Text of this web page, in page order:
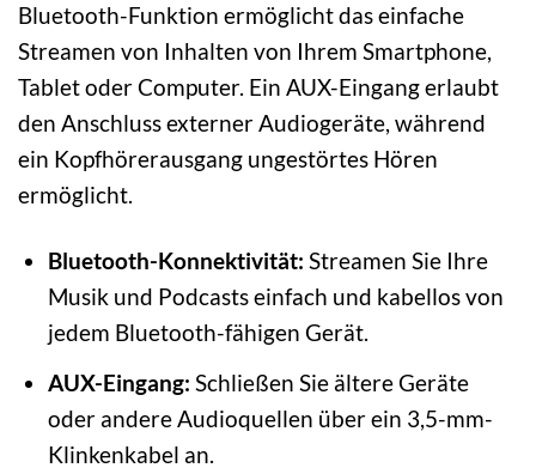
Bluetooth-Funktion ermöglicht das einfache
Streamen von Inhalten von Ihrem Smartphone,
Tablet oder Computer. Ein AUX-Eingang erlaubt
den Anschluss externer Audiogeräte, während
ein Kopfhörerausgang ungestörtes Hören
ermöglicht.
Bluetooth-Konnektivität: Streamen Sie Ihre
Musik und Podcasts einfach und kabellos von
jedem Bluetooth-fähigen Gerät.
AUX-Eingang: Schließen Sie ältere Geräte
oder andere Audioquellen über ein 3,5-mm-
Klinkenkabel an.